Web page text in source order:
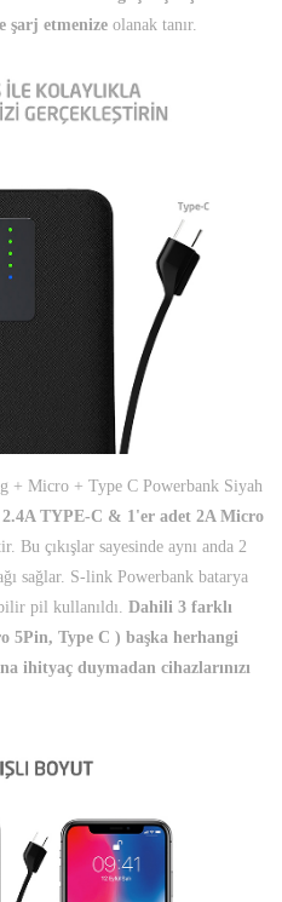
şarj etmenize olanak tanır.
+ Micro + Type C Powerbank Siyah
2.4A TYPE-C & 1'er adet 2A Micro
Bu çıkışlar sayesinde aynı anda 2
sağlar. S-link Powerbank batarya
pil kullanıldı. Dahili 3 farklı
5Pin, Type C ) başka herhangi
ihityaç duymadan cihazlarınızı